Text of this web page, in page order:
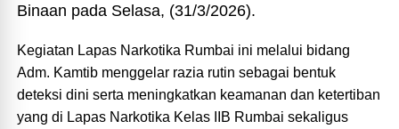
Binaan pada Selasa, (31/3/2026).
Kegiatan Lapas Narkotika Rumbai ini melalui bidang
Adm. Kamtib menggelar razia rutin sebagai bentuk
deteksi dini serta meningkatkan keamanan dan ketertiban
yang di Lapas Narkotika Kelas IIB Rumbai sekaligus